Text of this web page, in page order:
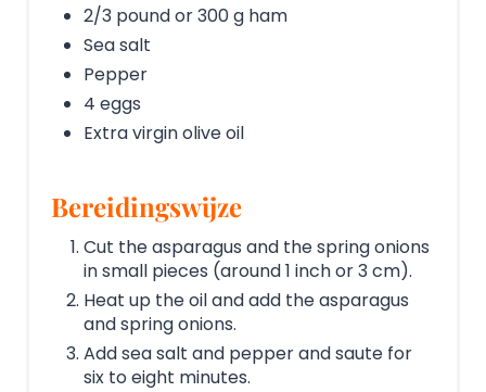
2/3 pound or 300 g ham
Sea salt
Pepper
4 eggs
Extra virgin olive oil
Bereidingswijze
Cut the asparagus and the spring onions
in small pieces (around 1 inch or 3 cm).
Heat up the oil and add the asparagus
and spring onions.
Add sea salt and pepper and saute for
six to eight minutes.